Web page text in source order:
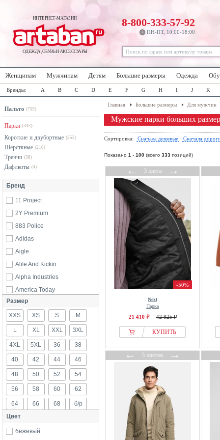
ИНТЕРНЕТ-МАГАЗИН
ОДЕЖДА, ОБУВЬ И АКСЕССУАРЫ
8-800-333-57-92
ПН-ПТ, 10:00-18:00
Женщинам Мужчинам Детям Большие размеры Одежда
Бренды: A B C D E F G H I J K
Пальто (759)
Парки (333)
Короткие и двубортные (252)
Шерстяные (216)
Тренчи (38)
Дафлкоты (4)
Бренд
11 Project
2Y Premium
883 Police
Adidas
Aigle
Alife And Kickin
Alpha Industries
America Today
American Vintage
Aquascutum
ARKET
Barbour
Blend
Bogner
BOSS
Boston Park
Brandit
Brave Soul
Bugatti
Размер
XXS XS S M
L XL XXL 3XL
4XL 5XL 36 38
40 42 44 46
48 50 52 54
56 58 60 62
64 66 68
б/р
Цвет
бежевый
Главная Большие размеры Для мужчин
Мужские парки больших
Сортировка: Сначала дешевые Сначала
Показано 1 - 100 (всего 333 позиций)
←3 цвета→
-50%
Next
Парка
21 410 ₽ 42 825 ₽
КУПИТЬ
←5 цветов→